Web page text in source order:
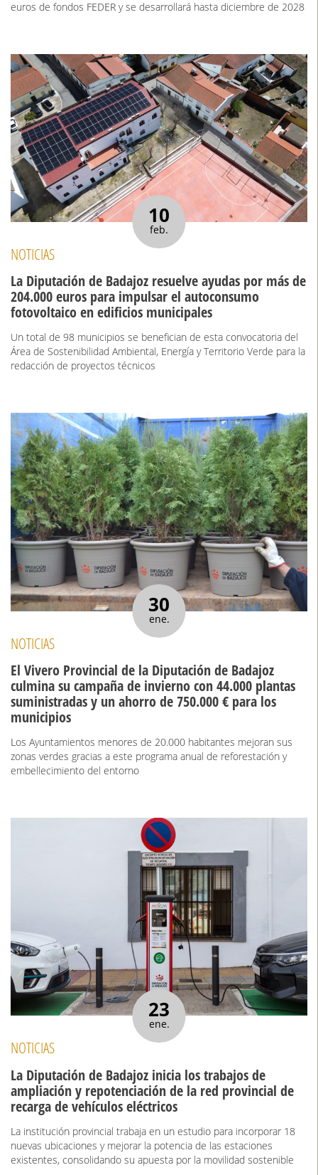
euros de fondos FEDER y se desarrollará hasta diciembre de 2028
10
feb.
NOTICIAS
La Diputación de Badajoz resuelve ayudas por más de
204.000 euros para impulsar el autoconsumo
fotovoltaico en edificios municipales
Un total de 98 municipios se benefician de esta convocatoria del
Área de Sostenibilidad Ambiental, Energía y Territorio Verde para la
redacción de proyectos técnicos
30
ene.
NOTICIAS
El Vivero Provincial de la Diputación de Badajoz
culmina su campaña de invierno con 44.000 plantas
suministradas y un ahorro de 750.000 € para los
municipios
Los Ayuntamientos menores de 20.000 habitantes mejoran sus
zonas verdes gracias a este programa anual de reforestación y
embellecimiento del entorno
23
ene.
NOTICIAS
La Diputación de Badajoz inicia los trabajos de
ampliación y repotenciación de la red provincial de
recarga de vehículos eléctricos
La institución provincial trabaja en un estudio para incorporar 18
nuevas ubicaciones y mejorar la potencia de las estaciones
existentes, consolidando su apuesta por la movilidad sostenible